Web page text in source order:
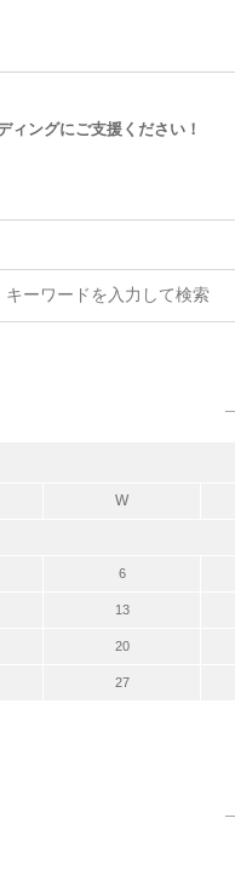
ィングにご支援ください！
W
6
13
20
27